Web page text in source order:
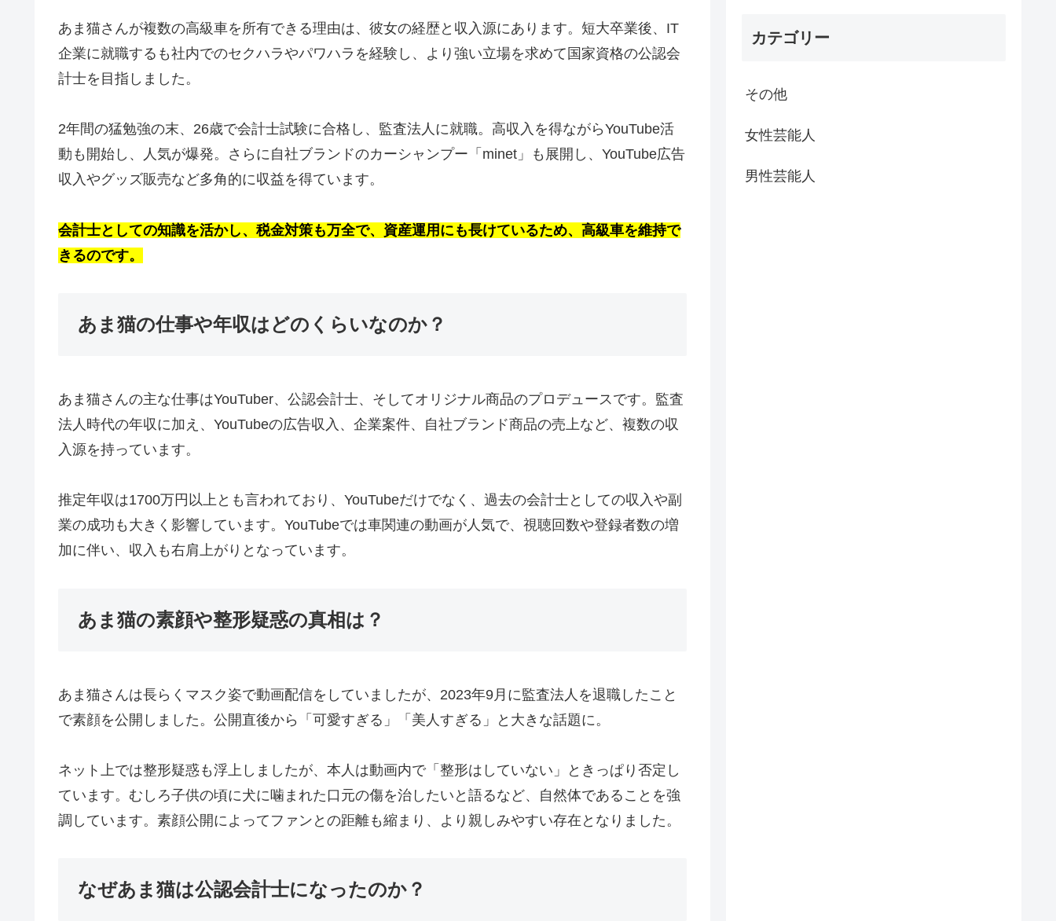
あま猫さんが複数の高級車を所有できる理由は、彼女の経歴と収入源にあります。短大卒業後、IT
企業に就職するも社内でのセクハラやパワハラを経験し、より強い立場を求めて国家資格の公認会
計士を目指しました。
2年間の猛勉強の末、26歳で会計士試験に合格し、監査法人に就職。高収入を得ながらYouTube活
動も開始し、人気が爆発。さらに自社ブランドのカーシャンプー「minet」も展開し、YouTube広告
収入やグッズ販売など多角的に収益を得ています。
会計士としての知識を活かし、税金対策も万全で、資産運用にも長けているため、高級車を維持で
きるのです。
あま猫の仕事や年収はどのくらいなのか？
あま猫さんの主な仕事はYouTuber、公認会計士、そしてオリジナル商品のプロデュースです。監査
法人時代の年収に加え、YouTubeの広告収入、企業案件、自社ブランド商品の売上など、複数の収
入源を持っています。
推定年収は1700万円以上とも言われており、YouTubeだけでなく、過去の会計士としての収入や副
業の成功も大きく影響しています。YouTubeでは車関連の動画が人気で、視聴回数や登録者数の増
加に伴い、収入も右肩上がりとなっています。
あま猫の素顔や整形疑惑の真相は？
あま猫さんは長らくマスク姿で動画配信をしていましたが、2023年9月に監査法人を退職したこと
で素顔を公開しました。公開直後から「可愛すぎる」「美人すぎる」と大きな話題に。
ネット上では整形疑惑も浮上しましたが、本人は動画内で「整形はしていない」ときっぱり否定し
ています。むしろ子供の頃に犬に噛まれた口元の傷を治したいと語るなど、自然体であることを強
調しています。素顔公開によってファンとの距離も縮まり、より親しみやすい存在となりました。
なぜあま猫は公認会計士になったのか？
カテゴリー
その他
女性芸能人
男性芸能人